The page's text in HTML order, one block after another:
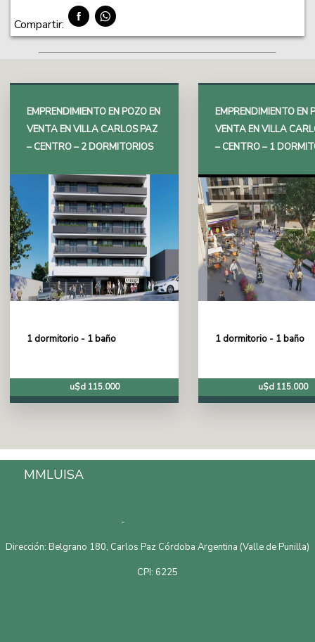
Compartir:
EMPRENDIMIENTO EN POZO EN
VENTA EN VILLA CARLOS PAZ
– CENTRO – 2 DORMITORIOS
1 dormitorio - 1 baño
u$d 115.000
EMPRENDIMIENTO EN
VENTA EN VILLA
– CENTRO – 1
1 dormitorio - 1 baño
u$d 115.000
MMLUISA
-
Dirección: Belgrano 180, Carlos Paz Córdoba Argentina (Valle de Punilla)
CPI: 6225